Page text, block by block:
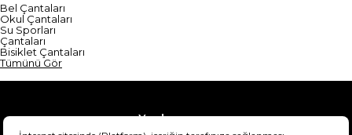
Bel Çantaları
Okul Çantaları
Su Sporları
Çantaları
Bisiklet Çantaları
Tümünü Gör
Yardım